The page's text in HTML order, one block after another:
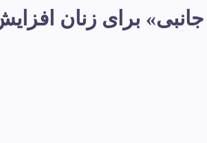
سند «حفاظت جانبی» برای زنان